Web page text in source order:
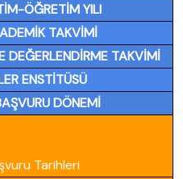
ÖĞRETİM YILI
TAKVİMİ
DEĞERLENDİRME TAKVİMİ
ENSTİTÜSÜ
DÖNEMİ
Tarihleri